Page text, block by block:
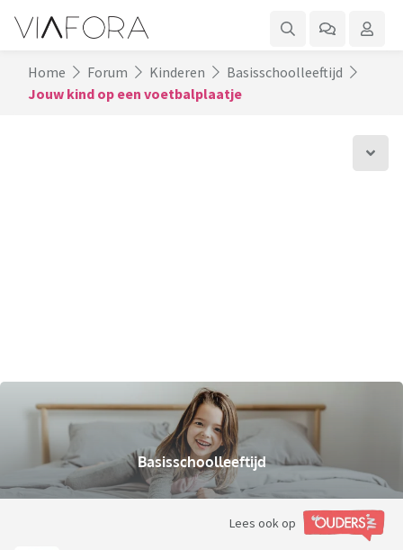
Home Forum Kinderen
Basisschoolleeftijd
Jouw kind op een voetbalplaatje
Basisschoolleeftijd
Lees ook op